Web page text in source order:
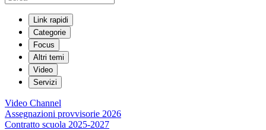
Link rapidi
Categorie
Focus
Altri temi
Video
Servizi
Video Channel
Assegnazioni provvisorie 2026
Contratto scuola 2025-2027